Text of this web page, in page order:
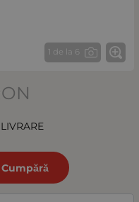
1 de la 6
LIVRARE
Cumpără